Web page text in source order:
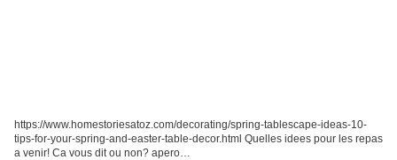
https://www.homestoriesatoz.com/decorating/spring-tablescape-ideas-10-
tips-for-your-spring-and-easter-table-decor.html Quelles idees pour les repas
a venir! Ca vous dit ou non? apero